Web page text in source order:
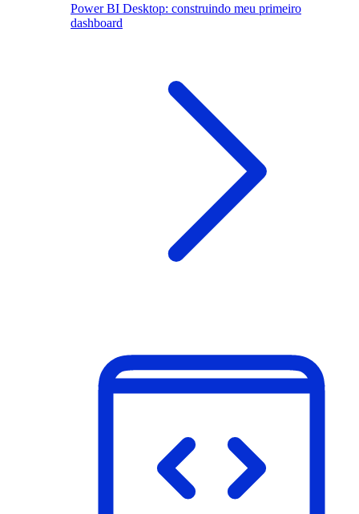
Power BI Desktop: construindo meu primeiro
dashboard